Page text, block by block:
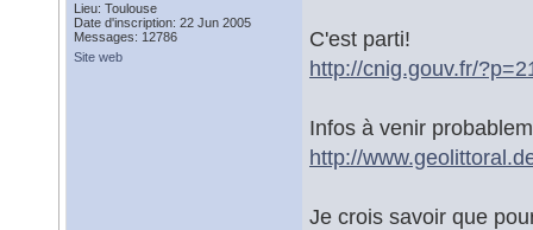
Lieu: Toulouse
Date d'inscription: 22 Jun 2005
Messages: 12786
Site web
C'est parti!
http://cnig.gouv.fr/
Infos à venir
http://
Je crois savoir que